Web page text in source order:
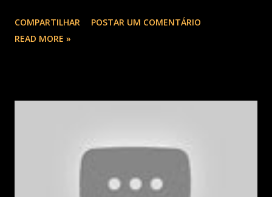
COMPARTILHAR
POSTAR UM COMENTÁRIO
READ MORE »